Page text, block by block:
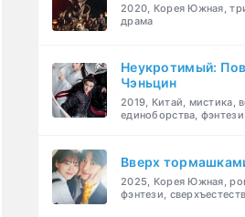
2020, Корея Южная,
драма
Неукротимый:
Чэньцин
2019, Китай, мистика,
единоборства, фэнтези
Вверх
2025, Корея Южная,
фэнтези,